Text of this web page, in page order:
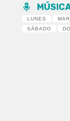
LUNES
SÁBADO